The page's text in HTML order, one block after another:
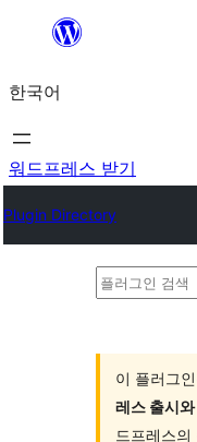
츠
로
바
가
한국어
워드프레스 받기
Plugin Directory
플
이 플러그
레스 출시
드프레스